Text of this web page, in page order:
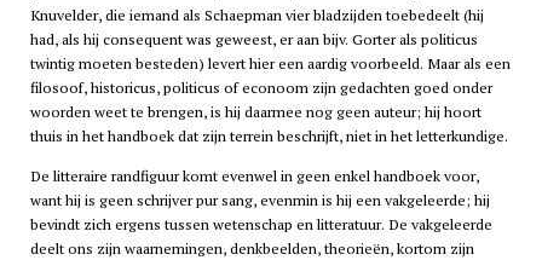
Knuvelder, die iemand als Schaepman vier bladzijden toebedeelt (hij
had, als hij consequent was geweest, er aan bijv. Gorter als politicus
twintig moeten besteden) levert hier een aardig voorbeeld. Maar als een
filosoof, historicus, politicus of econoom zijn gedachten goed onder
woorden weet te brengen, is hij daarmee nog geen auteur; hij hoort
thuis in het handboek dat zijn terrein beschrijft, niet in het letterkundige.
De litteraire randfiguur komt evenwel in geen enkel handboek voor,
want hij is geen schrijver pur sang, evenmin is hij een vakgeleerde; hij
bevindt zich ergens tussen wetenschap en litteratuur. De vakgeleerde
deelt ons zijn waarnemingen, denkbeelden, theorieën, kortom zijn